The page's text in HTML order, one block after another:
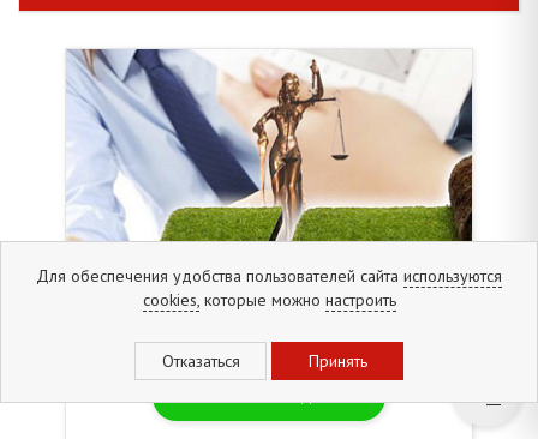
06.08.2019г.
Для обеспечения удобства пользователей сайта используются
cookies,которые можно настроить